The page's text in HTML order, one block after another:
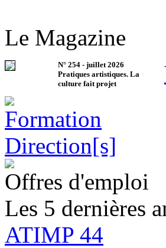
Le Magazine
N° 254 - juillet 2026
Pratiques artistiques. La
culture fait projet
Offres d'emploi
Les 5 dernières
ATIMP 44